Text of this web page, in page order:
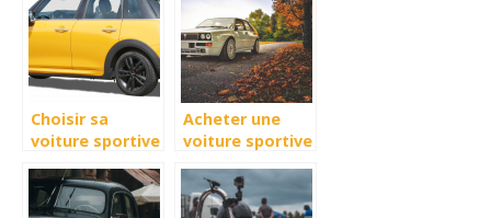
professionnels
de l’automobile
?
Choisir sa
voiture sportive
critères se
baser ?
Acheter une
voiture sportive
savoir ?